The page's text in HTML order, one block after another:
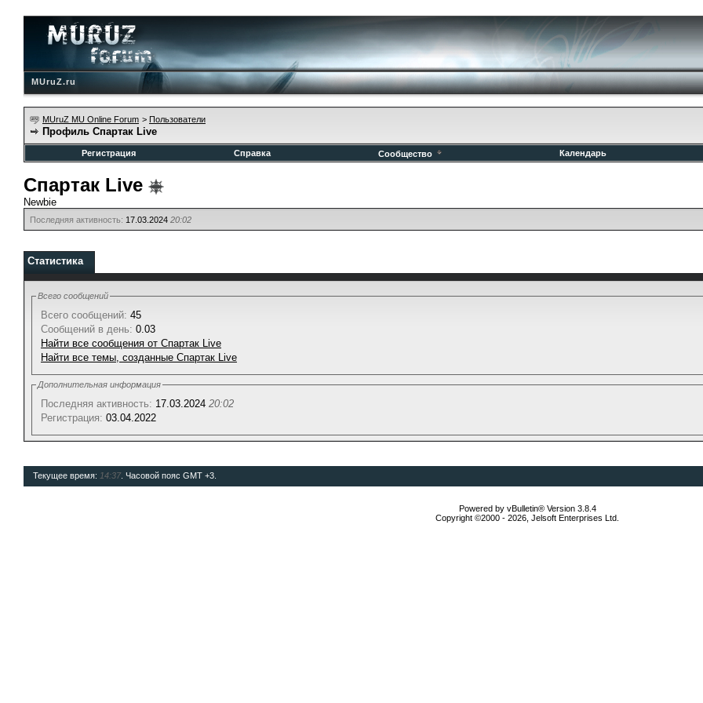
MUruZ.ru
MUruZ MU Online Forum > Пользователи
Профиль Спартак Live
Регистрация
Справка Сообщество Календарь
Спартак Live
Newbie
Последняя активность: 17.03.2024 20:02
Статистика
Всего сообщений
Всего сообщений: 45
Сообщений в день: 0.03
Найти все сообщения от Спартак Live
Найти все темы, созданные Спартак Live
Дополнительная информация
Последняя активность: 17.03.2024 20:02
Регистрация: 03.04.2022
Текущее время: 14:37. Часовой пояс GMT +3.
Powered by vBulletin® Version 3.8.4
Copyright ©2000 - 2026, Jelsoft Enterprises Ltd.